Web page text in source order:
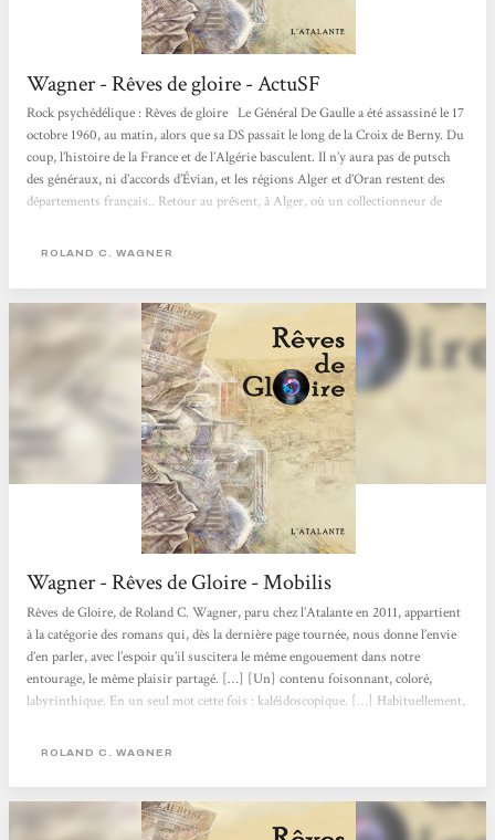
Wagner - Rêves de gloire - ActuSF
Rock psychédélique : Rêves de gloire Le Général De Gaulle a été assassiné le 17
octobre 1960, au matin, alors que sa DS passait le long de la Croix de Berny. Du
coup, l’histoire de la France et de l’Algérie basculent. Il n’y aura pas de putsch
des généraux, ni d’accords d’Évian, et les régions Alger et d’Oran restent des
départements français.. Retour au présent, à Alger, où un collectionneur de
pièce rare des années...
ROLAND C. WAGNER
Wagner - Rêves de Gloire - Mobilis
Rêves de Gloire, de Roland C. Wagner, paru chez l’Atalante en 2011, appartient
à la catégorie des romans qui, dès la dernière page tournée, nous donne l’envie
d’en parler, avec l’espoir qu’il suscitera le même engouement dans notre
entourage, le même plaisir partagé. […] [Un] contenu foisonnant, coloré,
labyrinthique. En un seul mot cette fois : kaléidoscopique. […] Habituellement,
décrire le monde tel qu’il aurait pu être. Mais Wagner multiplie les points de...
ROLAND C. WAGNER